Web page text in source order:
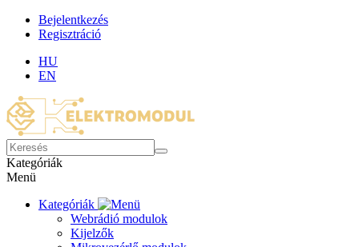
Bejelentkezés
Regisztráció
HU
EN
Kategóriák
Menü
Kategóriák
Webrádió modulok
Kijelzők